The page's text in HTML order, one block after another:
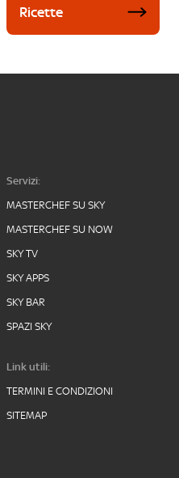
Ricette
Servizi:
MASTERCHEF SU SKY
MASTERCHEF SU NOW
SKY TV
SKY APPS
SKY BAR
SPAZI SKY
Link utili:
TERMINI E CONDIZIONI
SITEMAP